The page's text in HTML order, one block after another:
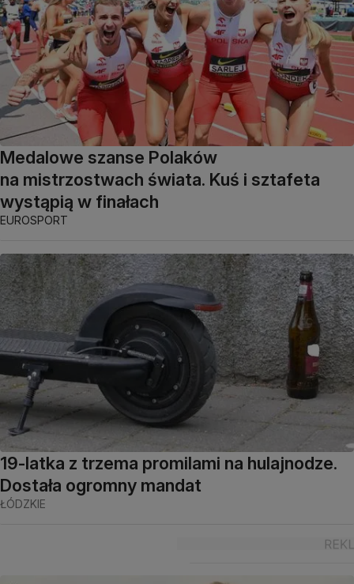
Medalowe szanse Polaków
na mistrzostwach świata. Kuś i sztafeta
wystąpią w finałach
EUROSPORT
19-latka z trzema promilami na hulajnodze.
Dostała ogromny mandat
ŁÓDZKIE